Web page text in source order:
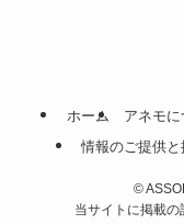
ホーム アネモに
情報のご提供
©
当サイトに掲載